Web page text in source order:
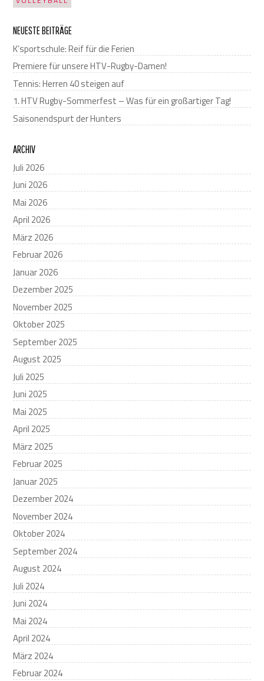
NEUESTE BEITRÄGE
K’sportschule: Reif für die Ferien
Premiere für unsere HTV-Rugby-Damen!
Tennis: Herren 40 steigen auf
1. HTV Rugby-Sommerfest – Was für ein großartiger Tag!
Saisonendspurt der Hunters
ARCHIV
Juli 2026
Juni 2026
Mai 2026
April 2026
März 2026
Februar 2026
Januar 2026
Dezember 2025
November 2025
Oktober 2025
September 2025
August 2025
Juli 2025
Juni 2025
Mai 2025
April 2025
März 2025
Februar 2025
Januar 2025
Dezember 2024
November 2024
Oktober 2024
September 2024
August 2024
Juli 2024
Juni 2024
Mai 2024
April 2024
März 2024
Februar 2024